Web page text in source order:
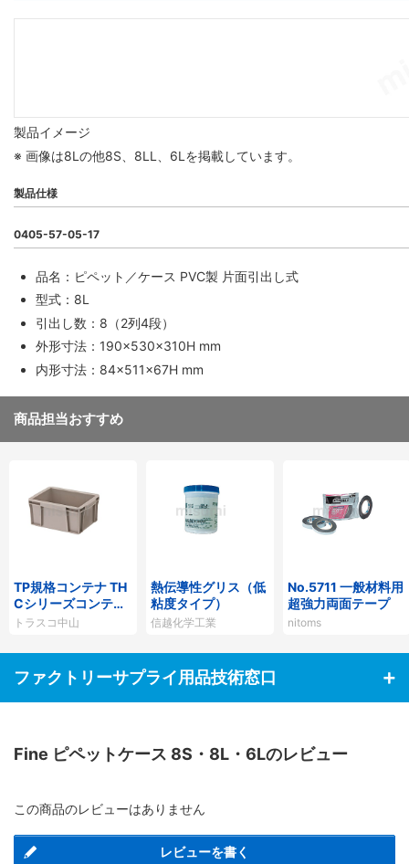
製品イメージ
※ 画像は8Lの他8S、8LL、6Lを掲載しています。
製品仕様
0405-57-05-17
品名：ピペット／ケース PVC製 片面引出し式
型式：8L
引出し数：8（2列4段）
外形寸法：190×530×310H mm
内形寸法：84×511×67H mm
商品担当おすすめ
TP規格コンテナ TH
Cシリーズコンテナ
（Bタイプ）
トラスコ中山
熱伝導性グリス（低
粘度タイプ）
信越化学工業
No.5711 一般材料用
超強力両面テープ
nitoms
ファクトリーサプライ用品技術窓口
Fine ピペットケース 8S・8L・6Lのレビュー
この商品のレビューはありません
レビューを書く